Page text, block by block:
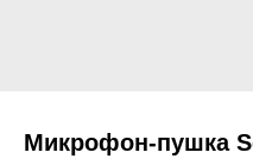
Микрофон-пушка